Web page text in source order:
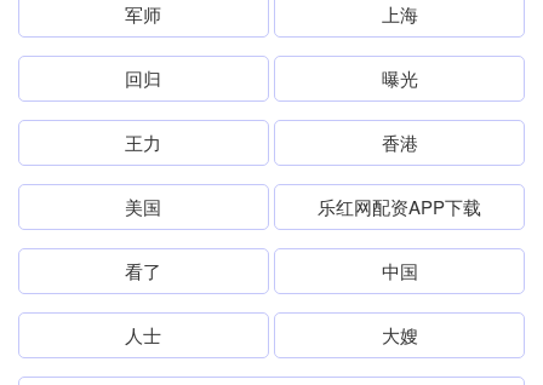
军师 上海
回归 曝光
王力 香港
美国 乐红网配资APP下载
看了 中国
人士 大嫂